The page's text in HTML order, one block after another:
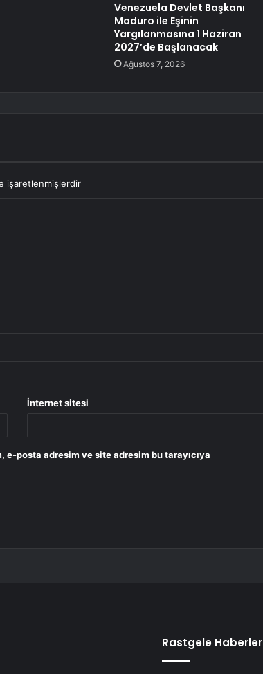
Venezuela Devlet Başkanı
Maduro ile Eşinin
Yargılanmasına 1 Haziran
2027’de Başlanacak
Ağustos 7, 2026
işaretlenmişlerdir
İnternet sitesi
e-posta adresim ve site adresim bu tarayıcıya
Rastgele Haberler